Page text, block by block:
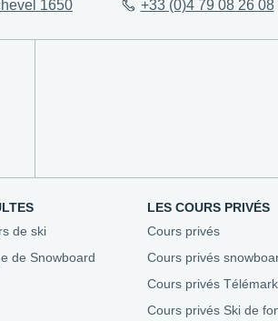
aux parents
vous
Stades &
Bons plans
1650 +33 (0)4 79 08 26 08
de ski
de Snowboard
LES COURS PRIVÉS
Cours privés
Cours privés
Cours privés Télémark
Cours privés Ski de